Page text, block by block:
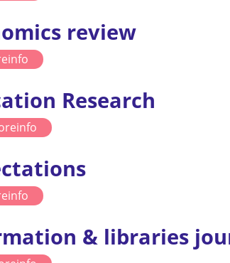
review
Research
& libraries